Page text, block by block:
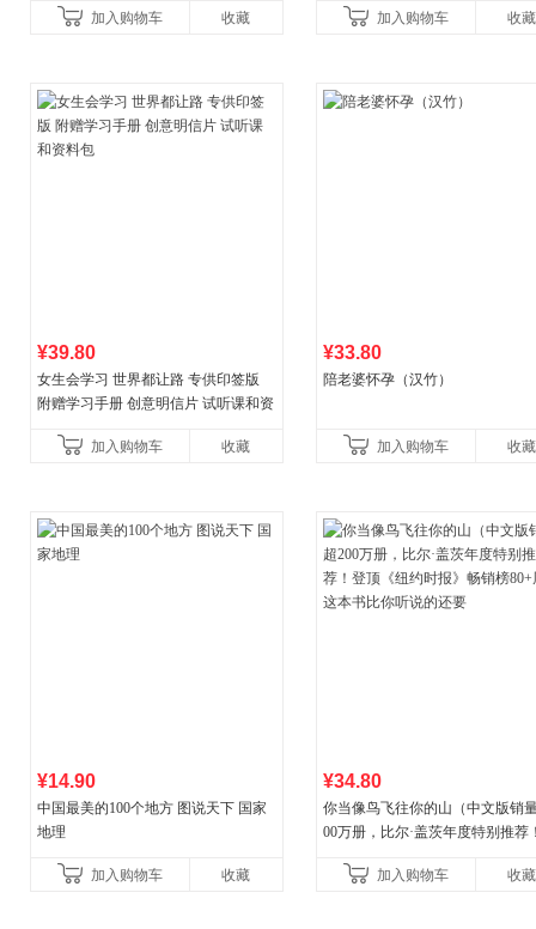
权益
加入购物车 收藏 加入购物车 收藏
¥39.80
女生会学习 世界都让路 专供印签版
附赠学习手册 创意明信片 试听课和资
加入购物车
收藏
¥33.80
陪老婆怀孕（汉竹）
加入购物车 收藏
¥14.90
中国最美的100个地方 图说天下 国家
地理
加入购物车 收藏
¥34.80
你当像鸟飞往你的山（中文版销
00万册，比尔·盖茨年度特别推荐
比你听说的还要
加入购物车 收藏